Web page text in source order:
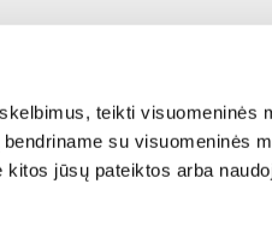
teikti visuomeninės
su visuomeninės
jūsų pateiktos arba